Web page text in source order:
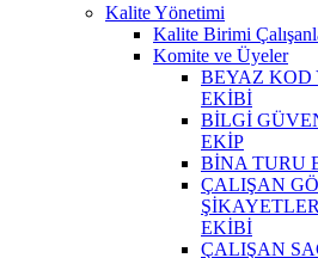
Kalite Yönetimi
Kalite Birimi
Komite ve Üyeler
BEYAZ KOD
EKİBİ
BİLGİ
EKİP
BİNA TURU
ÇALIŞAN
EKİBİ
ÇALIŞAN